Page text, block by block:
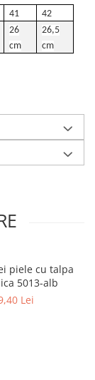
41
42
26
cm
26,5
cm
piele cu talpa
5013-alb
Lei